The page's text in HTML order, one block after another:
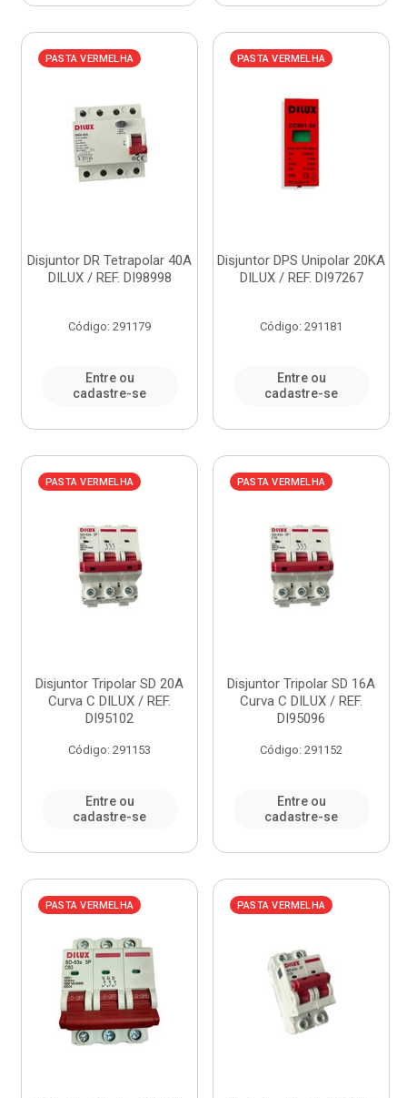
PASTA VERMELHA
Disjuntor DR Tetrapolar 40A
DILUX / REF. DI98998
Código: 291179
Entre ou
cadastre-se
PASTA VERMELHA
Disjuntor DPS Unipolar 20KA
DILUX / REF. DI97267
Código: 291181
Entre ou
cadastre-se
PASTA VERMELHA
Disjuntor Tripolar SD 20A
Curva C DILUX / REF.
DI95102
Código: 291153
Entre ou
cadastre-se
PASTA VERMELHA
Disjuntor Tripolar SD 16A
Curva C DILUX / REF.
DI95096
Código: 291152
Entre ou
cadastre-se
PASTA VERMELHA PASTA VERMELHA